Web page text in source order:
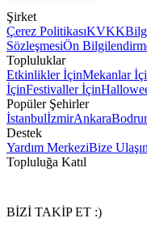
Şirket
Çerez PolitikasıKVKK
SözleşmesiÖn
Topluluklar
Etkinlikler İçinMekanlar
İçinFestivaller İçin
Popüler Şehirler
İstanbulİzmirAnkara
Destek
Yardım MerkeziBize Ulaşın
Topluluğa Katıl
BİZİ TAKİP ET :)